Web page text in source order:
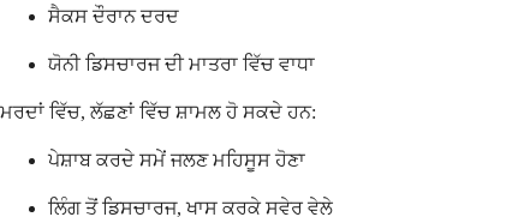
ਸੈਕਸ ਦੌਰਾਨ ਦਰਦ
ਯੋਨੀ ਡਿਸਚਾਰਜ ਦੀ ਮਾਤਰਾ ਵਿੱਚ ਵਾਧਾ
ਮਰਦਾਂ ਵਿੱਚ, ਲੱਛਣਾਂ ਵਿੱਚ ਸ਼ਾਮਲ ਹੋ ਸਕਦੇ ਹਨ:
ਪੇਸ਼ਾਬ ਕਰਦੇ ਸਮੇਂ ਜਲਣ ਮਹਿਸੂਸ ਹੋਣਾ
ਲਿੰਗ ਤੋਂ ਡਿਸਚਾਰਜ, ਖਾਸ ਕਰਕੇ ਸਵੇਰ ਵੇਲੇ